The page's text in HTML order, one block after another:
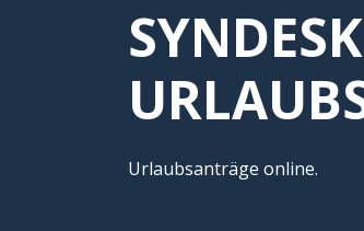
SYNDESK
Urlaubsanträge online.